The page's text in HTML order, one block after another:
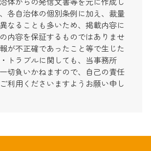
各自治体の個別条例に加え、裁量
なることも多いため、掲載内容に
内容を保証するものではありませ
が不正確であったこと等で生じた
トラブルに関しても、当事務所
切負いかねますので、自己の責任
利用くださいますようお願い申し